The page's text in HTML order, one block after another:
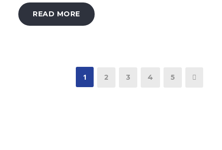
READ MORE
1 2 3 4 5